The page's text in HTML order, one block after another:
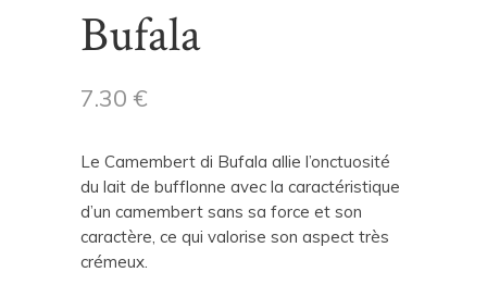
Bufala
7.30 €
Le Camembert di Bufala allie l’onctuosité
du lait de bufflonne avec la caractéristique
d’un camembert sans sa force et son
caractère, ce qui valorise son aspect très
crémeux.